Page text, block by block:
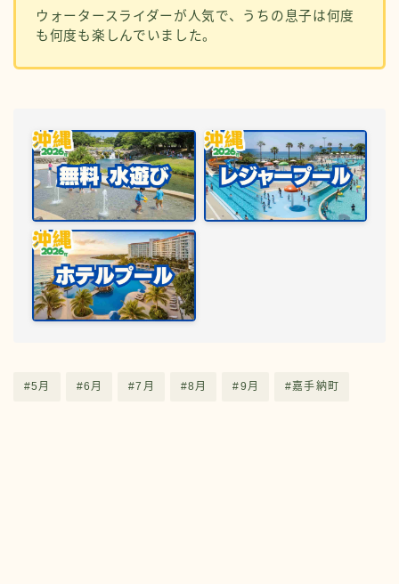
ウォータースライダーが人気で、うちの息子は何度
も何度も楽しんでいました。
#5月 #6月 #7月 #8月 #9月 #嘉手納町